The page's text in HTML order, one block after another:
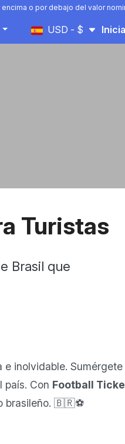
o por debajo del valor
USD - $
Turistas
Brasil que
inolvidable. Sumérgete
país. Con Football
brasileño. 🇧🇷⚽